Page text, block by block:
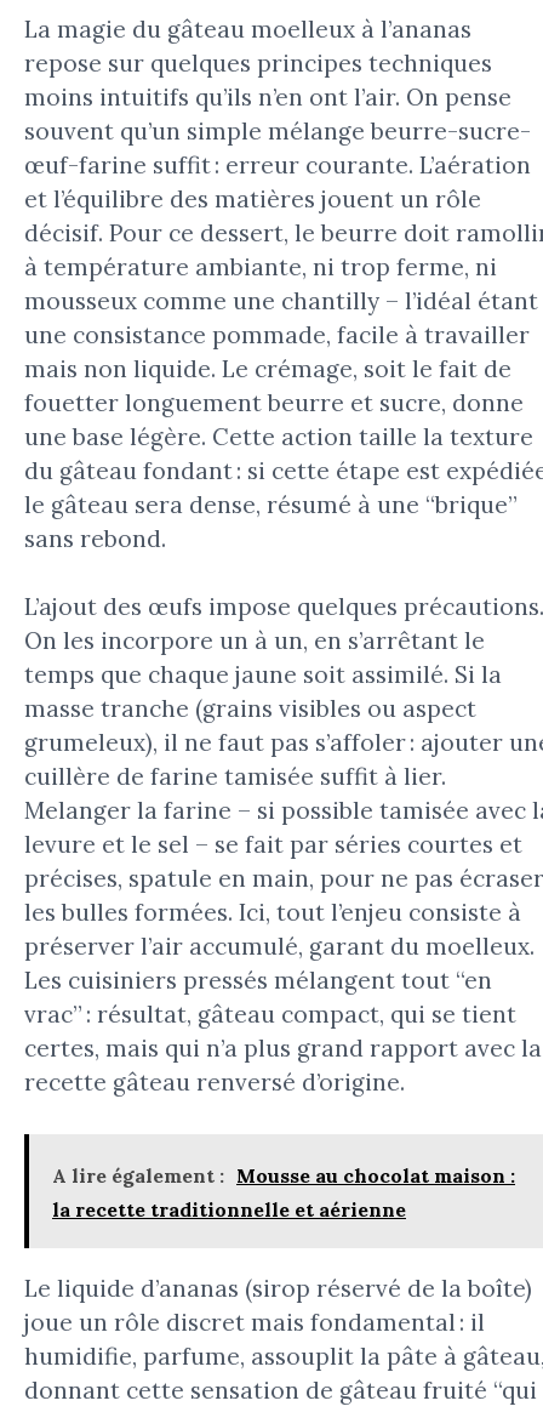
La magie du gâteau moelleux à l’ananas
repose sur quelques principes techniques
moins intuitifs qu’ils n’en ont l’air. On pense
souvent qu’un simple mélange beurre-sucre-
œuf-farine suffit : erreur courante. L’aération
et l’équilibre des matières jouent un rôle
décisif. Pour ce dessert, le beurre doit
à température ambiante, ni trop ferme, ni
mousseux comme une chantilly – l’idéal étant
une consistance pommade, facile à travailler
mais non liquide. Le crémage, soit le fait de
fouetter longuement beurre et sucre, donne
une base légère. Cette action taille la texture
du gâteau fondant : si cette étape est
le gâteau sera dense, résumé à une “brique”
sans rebond.
L’ajout des œufs impose quelques précautions.
On les incorpore un à un, en s’arrêtant le
temps que chaque jaune soit assimilé. Si la
masse tranche (grains visibles ou aspect
grumeleux), il ne faut pas s’affoler : ajouter
cuillère de farine tamisée suffit à lier.
Melanger la farine – si possible tamisée avec
levure et le sel – se fait par séries courtes et
précises, spatule en main, pour ne pas écraser
les bulles formées. Ici, tout l’enjeu consiste à
préserver l’air accumulé, garant du moelleux.
Les cuisiniers pressés mélangent tout “en
vrac” : résultat, gâteau compact, qui se tient
certes, mais qui n’a plus grand rapport avec la
recette gâteau renversé d’origine.
A lire également : Mousse au chocolat maison :
la recette traditionnelle et aérienne
Le liquide d’ananas (sirop réservé de la boîte)
joue un rôle discret mais fondamental : il
humidifie, parfume, assouplit la pâte à
donnant cette sensation de gâteau fruité “qui